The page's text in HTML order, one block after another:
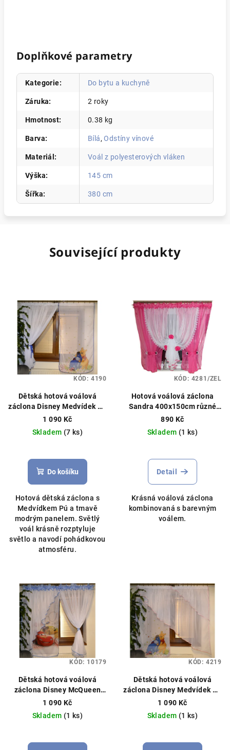
Doplňkové parametry
Kategorie: Do bytu a kuchyně
Záruka: 2 roky
Hmotnost: 0.38 kg
Barva: Bílá,Odstíny vínové
Materiál : Voál z polyesterových vláken
Výška: 145 cm
Šířka: 380 cm
Související produkty
Dětská hotová voálová
záclona Disney Medvídek Pú
350×150 cm – tmavě modrá
Hotová záclona, licenční
Disney
1 090 Kč
Skladem (7 ks)
Do košíku
Hotová dětská záclona s
Medvídkem Pú a tmavě
modrým panelem. Světlý
voál krásně rozptyluje
světlo a navodí pohádkovou
atmosféru.
KÓD: 4190
Hotová voálová záclona
Sandra 400x150cm různé
barvy
890 Kč
Skladem (1 ks)
hodnocení
produktu
z
5
hvězdiček.
Detail
Krásná voálová záclona
kombinovaná s barevným
voálem.
KÓD: 4281/ZEL
Dětská hotová voálová
záclona Disney McQueen
Cars 400×150 cm –
záclona, licenční Disney
1 090 Kč
Skladem (1 ks)
KÓD: 10179
Dětská hotová voálová
záclona Disney Medvídek Pú
350×150 cm – růžová
Disney
1 090 Kč
Skladem (1 ks)
KÓD: 4219